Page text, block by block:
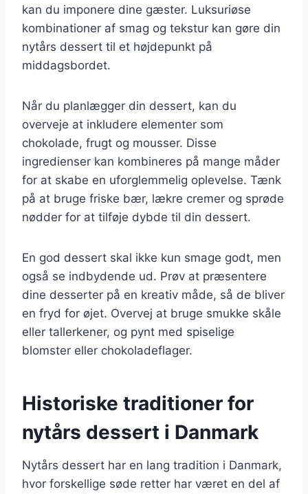
kan du imponere dine gæster. Luksuriøse
kombinationer af smag og tekstur kan gøre din
nytårs dessert til et højdepunkt på
middagsbordet.
Når du planlægger din dessert, kan du
overveje at inkludere elementer som
chokolade, frugt og mousser. Disse
ingredienser kan kombineres på mange måder
for at skabe en uforglemmelig oplevelse. Tænk
på at bruge friske bær, lækre cremer og sprøde
nødder for at tilføje dybde til din dessert.
En god dessert skal ikke kun smage godt, men
også se indbydende ud. Prøv at præsentere
dine desserter på en kreativ måde, så de bliver
en fryd for øjet. Overvej at bruge smukke skåle
eller tallerkener, og pynt med spiselige
blomster eller chokoladeflager.
Historiske traditioner for
nytårs dessert i Danmark
Nytårs dessert har en lang tradition i Danmark,
hvor forskellige søde retter har været en del af